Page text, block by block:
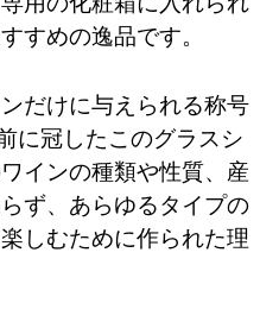
すめの逸品です。
だけに与えられる称号
に冠したこのグラスシ
インの種類や性質、産
ず、あらゆるタイプの
しむために作られた理